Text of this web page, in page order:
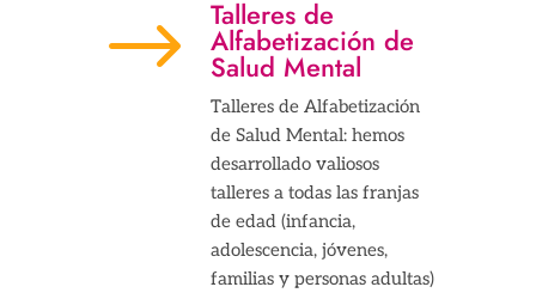
$ Talleres de
Alfabetización de
Salud Mental
Talleres de Alfabetización
de Salud Mental: hemos
desarrollado valiosos
talleres a todas las franjas
de edad (infancia,
adolescencia, jóvenes,
familias y personas adultas)